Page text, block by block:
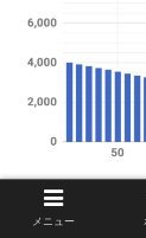
支出を抑え
メニュー